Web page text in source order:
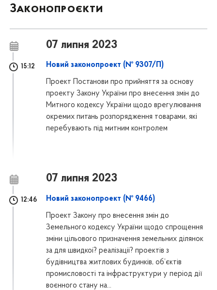
Законопроєкти
07 липня 2023
15:12 Новий законопроект (№ 9307/П)
Проект Постанови про прийняття за основу
проекту Закону України про внесення змін до
Митного кодексу України щодо врегулювання
окремих питань розпорядження товарами, які
перебувають під митним контролем
07 липня 2023
12:46 Новий законопроект (№ 9466)
Проект Закону про внесення змін до
Земельного кодексу України щодо спрощення
зміни цільового призначення земельних ділянок
за для швидкоі? реалізаціі? проектів з
будівництва житлових будинків, об’єктів
промисловості та інфраструктури у період дії
воєнного стану на...